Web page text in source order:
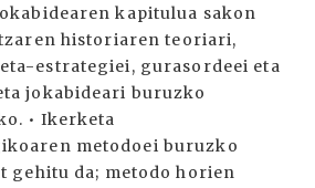
kapitulua sakon
historiaren teoriari,
estrategiei, gurasordeei eta
jokabideari buruzko
• Ikerketa
metodoei buruzko
gehitu da; metodo horien